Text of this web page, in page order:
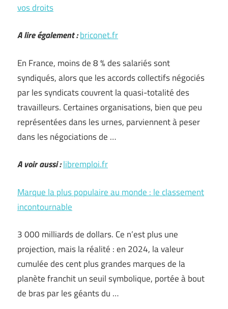
vos droits
A lire également :briconet.fr
En France, moins de 8 % des salariés sont
syndiqués, alors que les accords collectifs négociés
par les syndicats couvrent la quasi-totalité des
travailleurs. Certaines organisations, bien que peu
représentées dans les urnes, parviennent à peser
dans les négociations de …
A voir aussi :libremploi.fr
Marque la plus populaire au monde : le classement
incontournable
3 000 milliards de dollars. Ce n’est plus une
projection, mais la réalité : en 2024, la valeur
cumulée des cent plus grandes marques de la
planète franchit un seuil symbolique, portée à bout
de bras par les géants du …